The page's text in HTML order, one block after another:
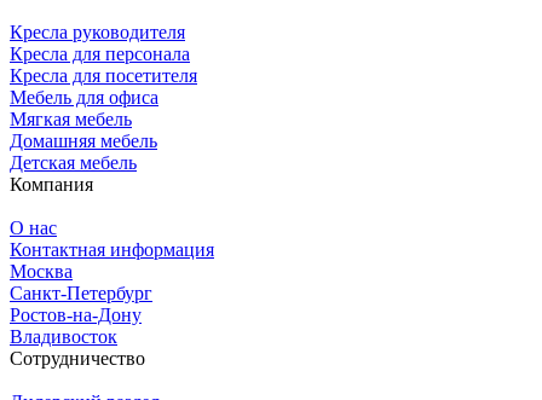
Кресла руководителя
Кресла для персонала
Кресла для посетителя
Мебель для офиса
Мягкая мебель
Домашняя мебель
Детская мебель
Компания
О нас
Контактная информация
Москва
Санкт-Петербург
Ростов-на-Дону
Владивосток
Сотрудничество